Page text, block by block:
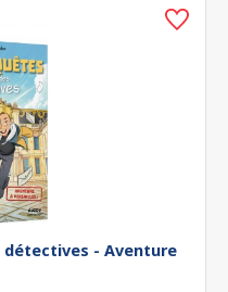
détectives - Aventure